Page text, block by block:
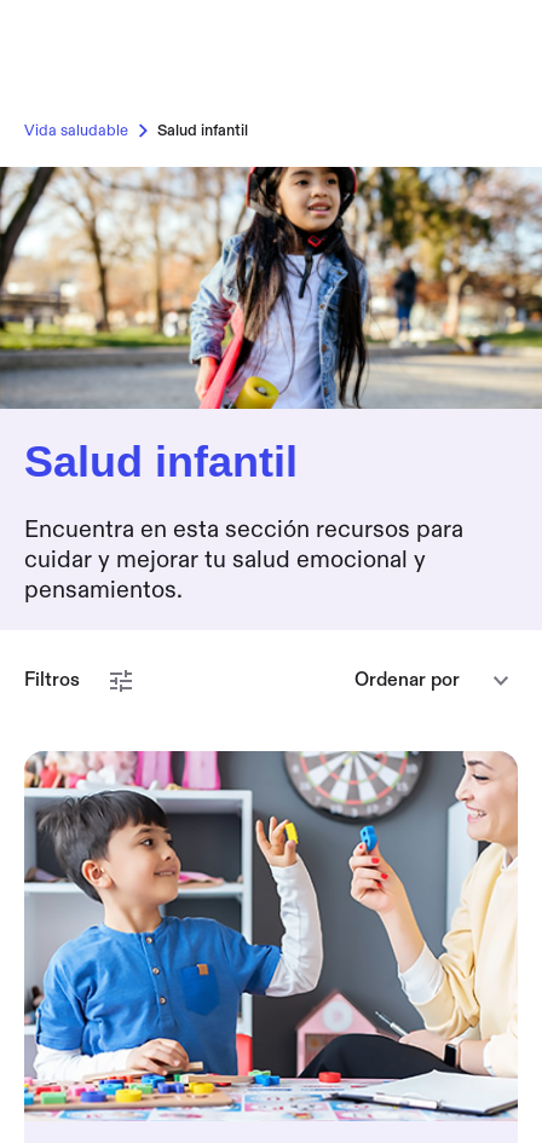
Vida saludable Salud infantil
Salud infantil
Encuentra en esta sección recursos para
cuidar y mejorar tu salud emocional y
pensamientos.
Filtros Ordenar por